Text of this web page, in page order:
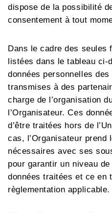
dispose de la possibilité
consentement à tout
Dans le cadre des seules
listées dans le tableau
données personnelles
transmises à des
charge de l’organisation
l’Organisateur. Ces
d’être traitées hors de
cas, l’Organisateur prend
nécessaires avec ses
pour garantir un niveau
données traitées et ce en
règlementation applicable.